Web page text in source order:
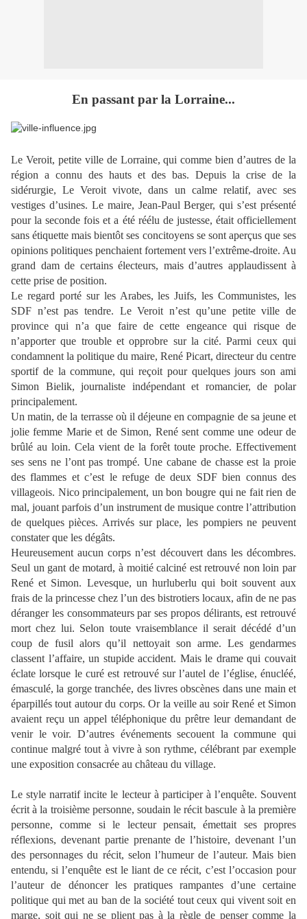
En passant par la Lorraine...
Le Veroit, petite ville de Lorraine, qui comme bien d’autres de la
région a connu des hauts et des bas. Depuis la crise de la
sidérurgie, Le Veroit vivote, dans un calme relatif, avec ses
vestiges d’usines. Le maire, Jean-Paul Berger, qui s’est présenté
pour la seconde fois et a été réélu de justesse, était officiellement
sans étiquette mais bientôt ses concitoyens se sont aperçus que ses
opinions politiques penchaient fortement vers l’extrême-droite. Au
grand dam de certains électeurs, mais d’autres applaudissent à
cette prise de position.
Le regard porté sur les Arabes, les Juifs, les Communistes, les
SDF n’est pas tendre. Le Veroit n’est qu’une petite ville de
province qui n’a que faire de cette engeance qui risque de
n’apporter que trouble et opprobre sur la cité. Parmi ceux qui
condamnent la politique du maire, René Picart, directeur du centre
sportif de la commune, qui reçoit pour quelques jours son ami
Simon Bielik, journaliste indépendant et romancier, de polar
principalement.
Un matin, de la terrasse où il déjeune en compagnie de sa jeune et
jolie femme Marie et de Simon, René sent comme une odeur de
brûlé au loin. Cela vient de la forêt toute proche. Effectivement
ses sens ne l’ont pas trompé. Une cabane de chasse est la proie
des flammes et c’est le refuge de deux SDF bien connus des
villageois. Nico principalement, un bon bougre qui ne fait rien de
mal, jouant parfois d’un instrument de musique contre l’attribution
de quelques pièces. Arrivés sur place, les pompiers ne peuvent
constater que les dégâts.
Heureusement aucun corps n’est découvert dans les décombres.
Seul un gant de motard, à moitié calciné est retrouvé non loin par
René et Simon. Levesque, un hurluberlu qui boit souvent aux
frais de la princesse chez l’un des bistrotiers locaux, afin de ne pas
déranger les consommateurs par ses propos délirants, est retrouvé
mort chez lui. Selon toute vraisemblance il serait décédé d’un
coup de fusil alors qu’il nettoyait son arme. Les gendarmes
classent l’affaire, un stupide accident. Mais le drame qui couvait
éclate lorsque le curé est retrouvé sur l’autel de l’église, énucléé,
émasculé, la gorge tranchée, des livres obscènes dans une main et
éparpillés tout autour du corps. Or la veille au soir René et Simon
avaient reçu un appel téléphonique du prêtre leur demandant de
venir le voir. D’autres événements secouent la commune qui
continue malgré tout à vivre à son rythme, célébrant par exemple
une exposition consacrée au château du village.
Le style narratif incite le lecteur à participer à l’enquête. Souvent
écrit à la troisième personne, soudain le récit bascule à la première
personne, comme si le lecteur pensait, émettait ses propres
réflexions, devenant partie prenante de l’histoire, devenant l’un
des personnages du récit, selon l’humeur de l’auteur. Mais bien
entendu, si l’enquête est le liant de ce récit, c’est l’occasion pour
l’auteur de dénoncer les pratiques rampantes d’une certaine
politique qui met au ban de la société tout ceux qui vivent soit en
marge, soit qui ne se plient pas à la règle de penser comme la